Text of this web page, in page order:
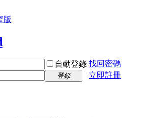
版
自動登錄 找回密碼
登錄
立即註冊